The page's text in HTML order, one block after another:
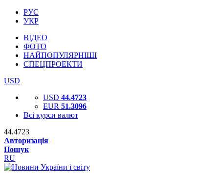
РУС
УКР
ВІДЕО
ФОТО
НАЙПОПУЛЯРНІШІ
СПЕЦПРОЕКТИ
USD
USD 44.4723
EUR 51.3096
Всі курси валют
44.4723
Авторизація
Пошук
RU